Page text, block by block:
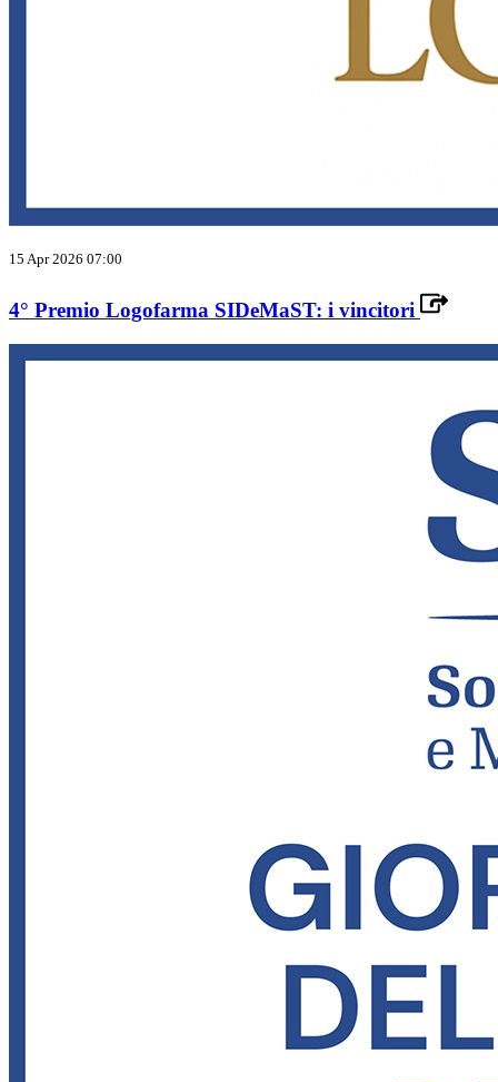
15 Apr 2026 07:00
4° Premio Logofarma SIDeMaST: i vincitori